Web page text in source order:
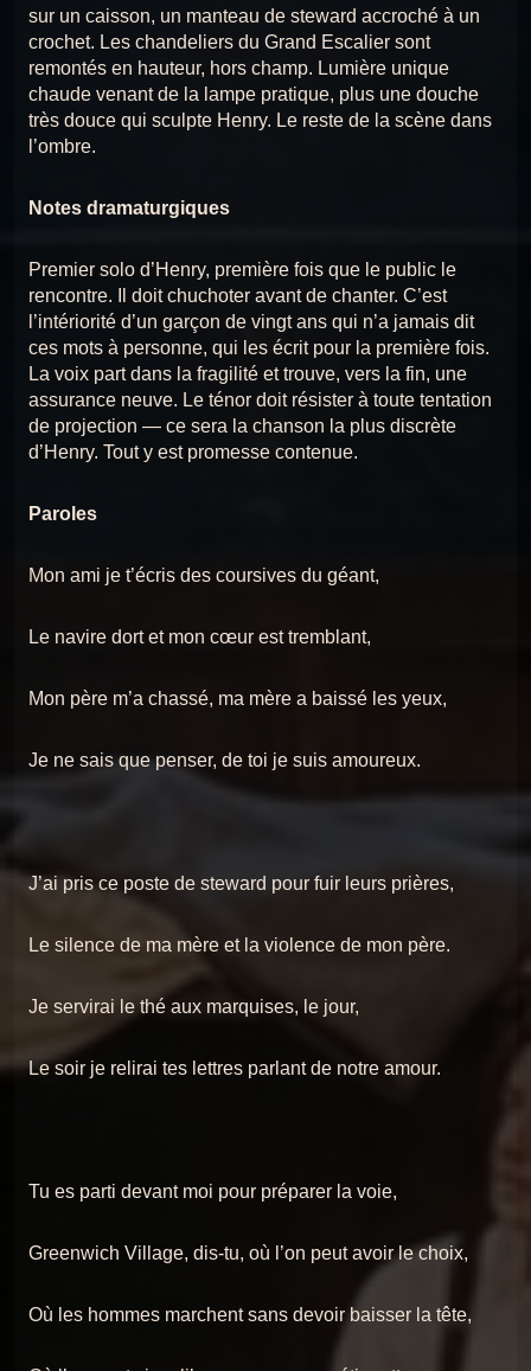
17
Chansons du Titanic
CHANSON 18 : REMPLISSEZ LES CANOTS
Chansons du Titanic
sur un caisson, un manteau de steward accroché à un
crochet. Les chandeliers du Grand Escalier sont
remontés en hauteur, hors champ. Lumière unique
chaude venant de la lampe pratique, plus une douche
très douce qui sculpte Henry. Le reste de la scène dans
l’ombre.
Notes dramaturgiques
Premier solo d’Henry, première fois que le public le
rencontre. Il doit chuchoter avant de chanter. C’est
l’intériorité d’un garçon de vingt ans qui n’a jamais dit
ces mots à personne, qui les écrit pour la première fois.
La voix part dans la fragilité et trouve, vers la fin, une
assurance neuve. Le ténor doit résister à toute tentation
de projection — ce sera la chanson la plus discrète
d’Henry. Tout y est promesse contenue.
Paroles
Mon ami je t’écris des coursives du géant,
Le navire dort et mon cœur est tremblant,
Mon père m’a chassé, ma mère a baissé les yeux,
Je ne sais que penser, de toi je suis amoureux.
J’ai pris ce poste de steward pour fuir leurs prières,
Le silence de ma mère et la violence de mon père.
Je servirai le thé aux marquises, le jour,
Le soir je relirai tes lettres parlant de notre amour.
Tu es parti devant moi pour préparer la voie,
Greenwich Village, dis-tu, où l’on peut avoir le choix,
Où les hommes marchent sans devoir baisser la tête,